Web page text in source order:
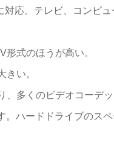
応。テレビ、コンピ
形式のほうが高い。
きい。
多くのビデオコーデ
。ハードドライブのス